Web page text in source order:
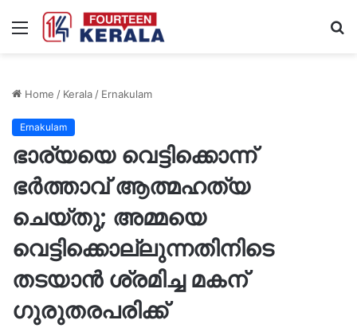
Menu
Home / Kerala/ Ernakulam
Ernakulam
ഭാര്യയെ വെട്ടിക്കൊന്ന്
ഭർത്താവ് ആത്മഹത്യ
ചെയ്തു; അമ്മയെ
വെട്ടിക്കൊല്ലുന്നതിനിടെ
തടയാൻ ശ്രമിച്ച മകന്
ഗുരുതരപരിക്ക്